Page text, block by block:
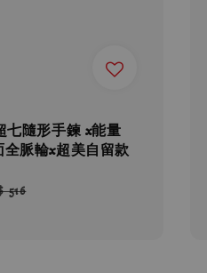
七隨形手鍊 x能量
全脈輪x超美自留款
516